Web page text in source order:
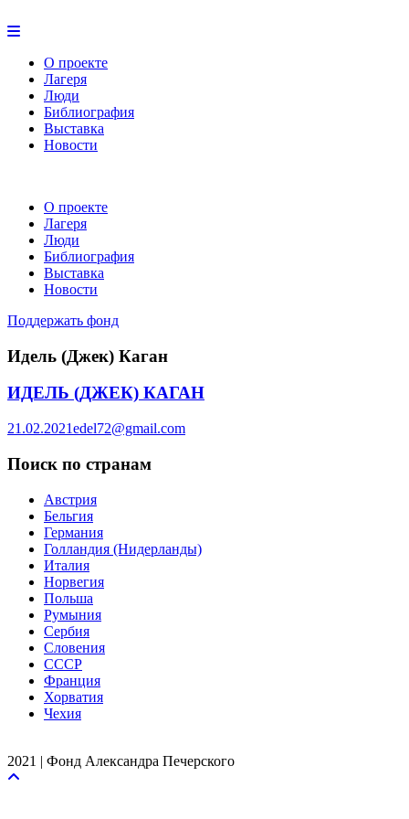
О проекте
Лагеря
Люди
Библиография
Выставка
Новости
О проекте
Лагеря
Люди
Библиография
Выставка
Новости
Поддержать фонд
Идель (Джек) Каган
ИДЕЛЬ (ДЖЕК) КАГАН
21.02.2021edel72@gmail.com
Поиск по странам
Австрия
Бельгия
Германия
Голландия (Нидерланды)
Италия
Норвегия
Польша
Румыния
Сербия
Словения
СССР
Франция
Хорватия
Чехия
2021 | Фонд Александра Печерского